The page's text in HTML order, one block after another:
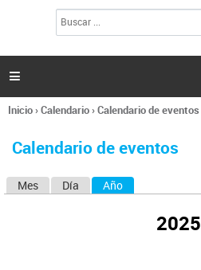
l
s

Se
usted
Inicio›Calendario›Calendario de eventos
Calendario de eventos
Mes Día Año
2025